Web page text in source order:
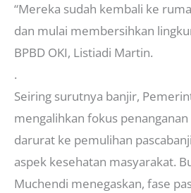
“Mereka sudah kembali ke
dan mulai membersihkan
BPBD OKI, Listiadi Martin.
.
Seiring surutnya banjir,
mengalihkan fokus
darurat ke pemulihan
aspek kesehatan masyarakat.
Muchendi menegaskan, fase